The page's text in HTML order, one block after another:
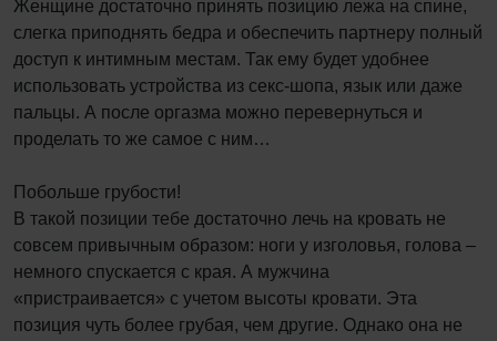
Женщине достаточно принять позицию лежа на спине,
слегка приподнять бедра и обеспечить партнеру полный
доступ к интимным местам. Так ему будет удобнее
использовать устройства из секс-шопа, язык или даже
пальцы. А после оргазма можно перевернуться и
проделать то же самое с ним…
Побольше грубости!
В такой позиции тебе достаточно лечь на кровать не
совсем привычным образом: ноги у изголовья, голова –
немного спускается с края. А мужчина
«пристраивается» с учетом высоты кровати. Эта
позиция чуть более грубая, чем другие. Однако она не